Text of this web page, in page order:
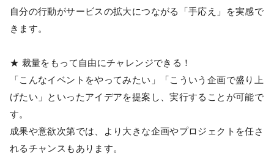
自分の行動がサービスの拡大につながる「手応え」を実感で
きます。
★ 裁量をもって自由にチャレンジできる！
「こんなイベントをやってみたい」「こういう企画で盛り上
げたい」といったアイデアを提案し、実行することが可能で
す。
成果や意欲次第では、より大きな企画やプロジェクトを任さ
れるチャンスもあります。